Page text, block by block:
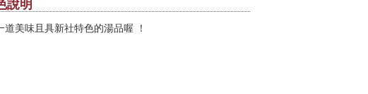
說明
美味且具新社特色的湯品喔 ！